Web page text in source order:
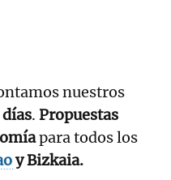
nuestros
. Propuestas
para todos los
y Bizkaia.